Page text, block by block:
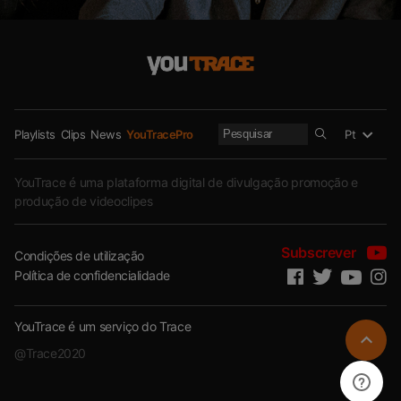
Playlists Clips News YouTracePro Pt
YouTrace é uma plataforma digital de divulgação promoção e
produção de videoclipes
Condições de utilização
Política de confidencialidade
Subscrever
YouTrace é um serviço do Trace
@Trace2020